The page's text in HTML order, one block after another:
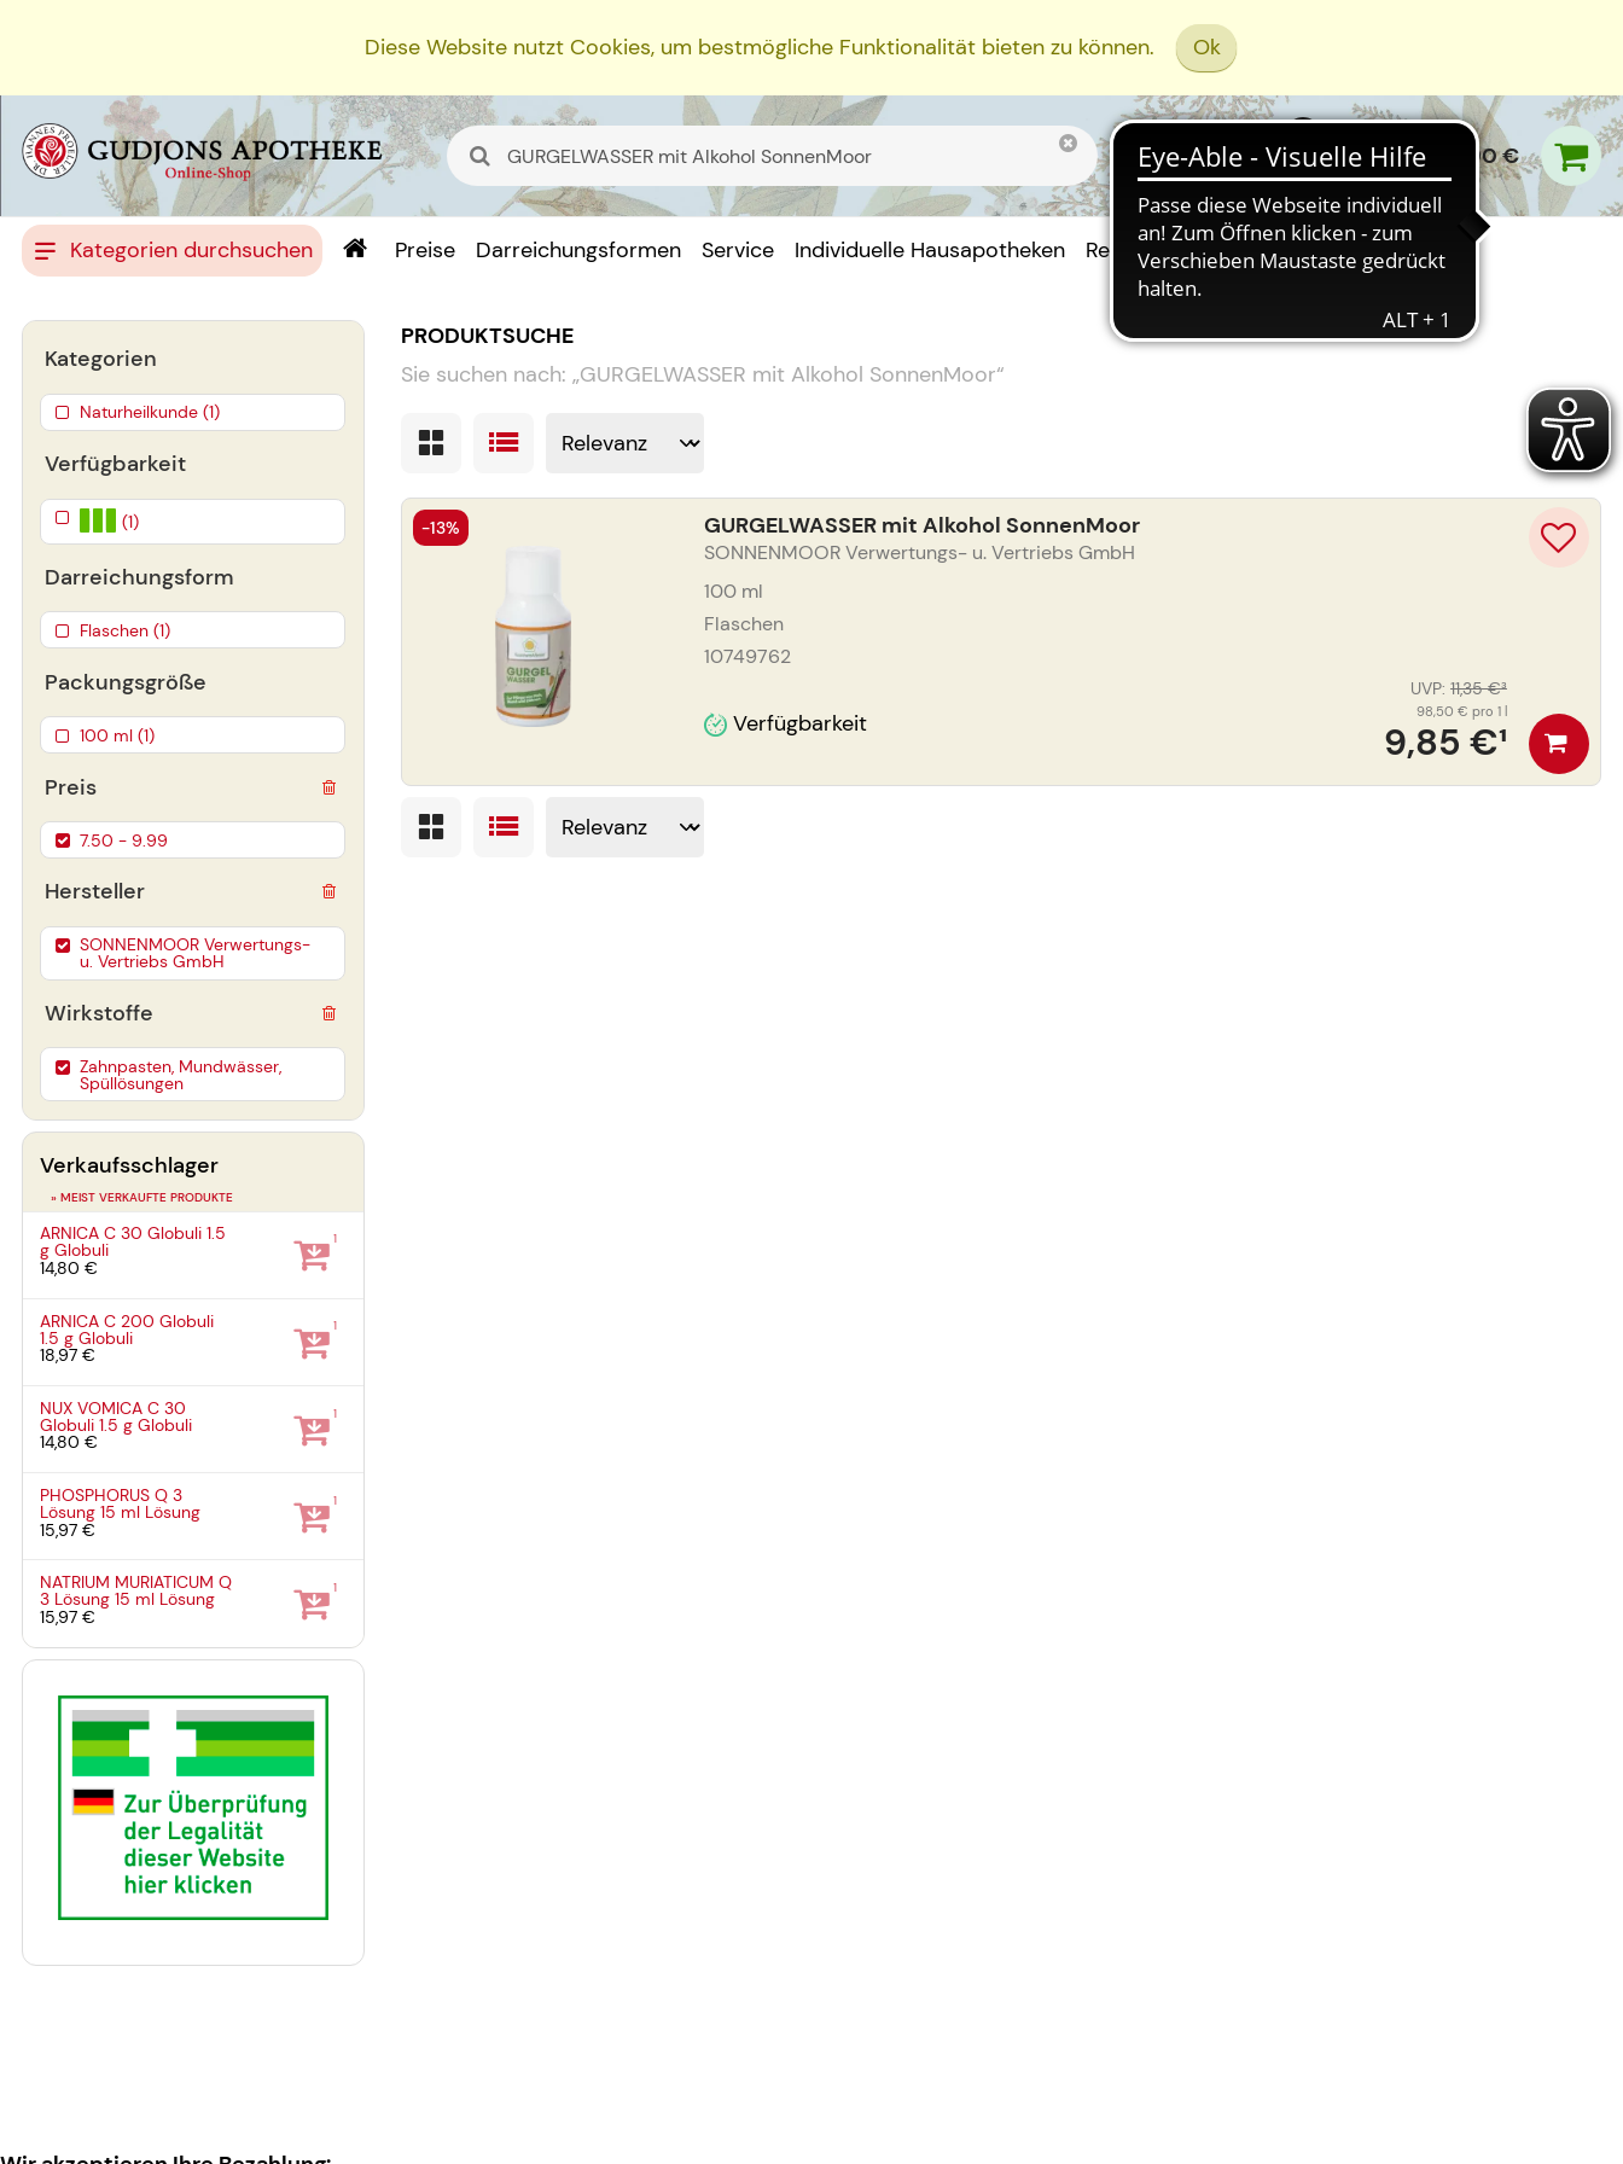
Diese Website nutzt Cookies, um bestmögliche Funktionalität bieten zu können. Ok
0,00 €
Kategorien durchsuchen Preise Darreichungsformen Service Individuelle Hausapotheken Rezept Einreichen
PRODUKTSUCHE
Sie suchen nach: „GURGELWASSER mit Alkohol SonnenMoor“
GURGELWASSER mit Alkohol SonnenMoor
SONNENMOOR Verwertungs- u. Vertriebs GmbH
100 ml
Flaschen
10749762
Verfügbarkeit 9,85 €¹
UVP: 11,35 €³
98,50 € pro 1 l
-13%
Verfügbarkeit
(1)
Darreichungsform
Flaschen (1)
Packungsgröße
100 ml (1)
Preis
7.50 - 9.99
Hersteller
SONNENMOOR Verwertungs-
u. Vertriebs GmbH
Wirkstoffe
Zahnpasten, Mundwässer,
Spüllösungen
Kategorien
Naturheilkunde (1)
Verkaufsschlager
» MEIST VERKAUFTE PRODUKTE
ARNICA C 30 Globuli1.5
gGlobuli
14,80 €
1
ARNICA C 200 Globuli
1.5 gGlobuli
18,97 €
1
NUX VOMICA C 30
Globuli1.5 gGlobuli
14,80 €
1
PHOSPHORUS Q 3
Lösung15 ml Lösung
15,97 €
1
NATRIUM MURIATICUM Q
3 Lösung15 ml Lösung
15,97 €
1